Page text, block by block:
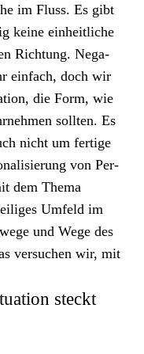
im Fluss. Es gibt
keine ein­heitliche
Rich­tung. Neg­a­
ein­fach, doch wir
die Form, wie
soll­ten. Es
nicht um fer­tige
von Per­
dem The­ma
Umfeld im
und Wege des
ver­suchen wir, mit
steckt